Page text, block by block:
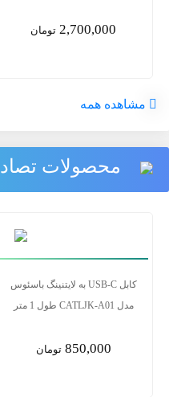
2,700,000 تومان
مشاهده همه
محصولات
کابل USB-C به لایتنینگ باسئوس
مدل CATLJK-A01 طول 1 متر
850,000 تومان